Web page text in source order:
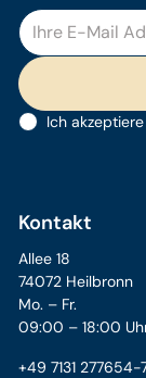
Ich
Kontakt
Allee 18
74072 Heilbronn
Mo. – Fr.
09:00 – 18:00
+49 7131 277654-